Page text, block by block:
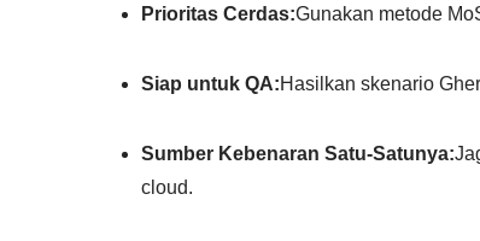
Prioritas Cerdas:Gunakan metode
Siap untuk QA:Hasilkan skenario
Sumber Kebenaran Satu-Satunya:
cloud.